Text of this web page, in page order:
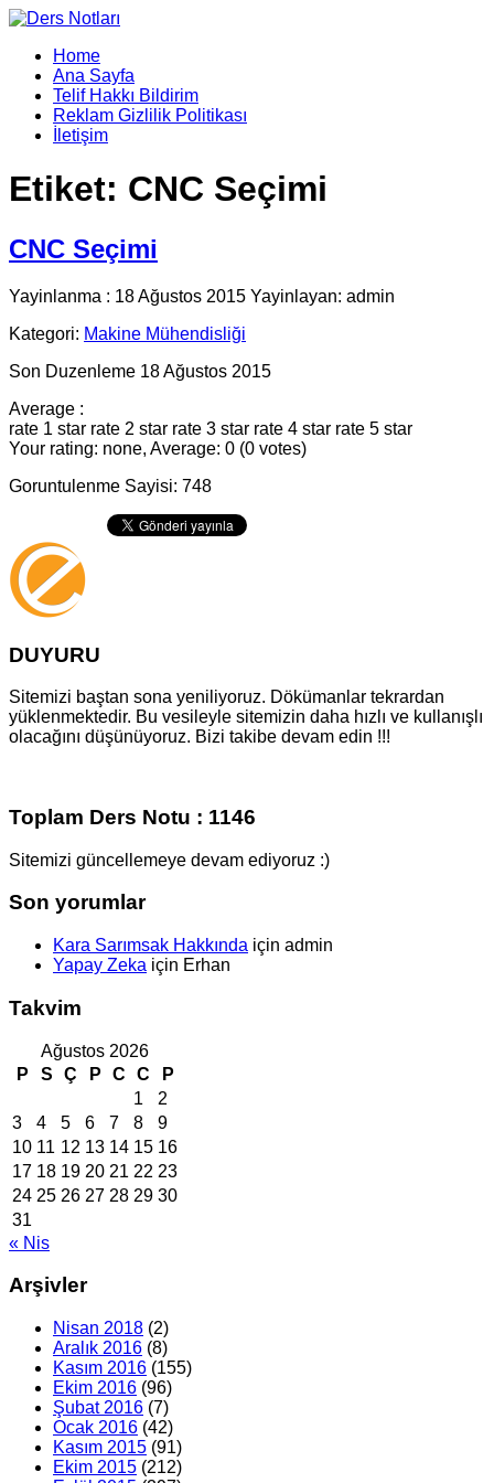
Home
Ana Sayfa
Telif Hakkı Bildirim
Reklam Gizlilik Politikası
İletişim
Etiket: CNC Seçimi
CNC Seçimi
Yayinlanma : 18 Ağustos 2015 Yayinlayan: admin
Kategori: Makine Mühendisliği
Son Duzenleme 18 Ağustos 2015
Average :
rate 1 star rate 2 star rate 3 star rate 4 star rate 5 star
Your rating: none, Average: 0 (0 votes)
Goruntulenme Sayisi: 748
DUYURU
Sitemizi baştan sona yeniliyoruz. Dökümanlar tekrardan
yüklenmektedir. Bu vesileyle sitemizin daha hızlı ve kullanışlı
olacağını düşünüyoruz. Bizi takibe devam edin !!!
Toplam Ders Notu : 1146
Sitemizi güncellemeye devam ediyoruz :)
Son yorumlar
Kara Sarımsak Hakkında için admin
Yapay Zeka için Erhan
Takvim
Ağustos 2026
P
S Ç P C C
P
1
2
3
4 5 6 7 8
9
10 11 12 13 14 15 16
17 18 19 20 21 22 23
24 25 26 27 28 29 30
31
« Nis
Arşivler
Nisan 2018 (2)
Aralık 2016 (8)
Kasım 2016 (155)
Ekim 2016 (96)
Şubat 2016 (7)
Ocak 2016 (42)
Kasım 2015 (91)
Ekim 2015 (212)